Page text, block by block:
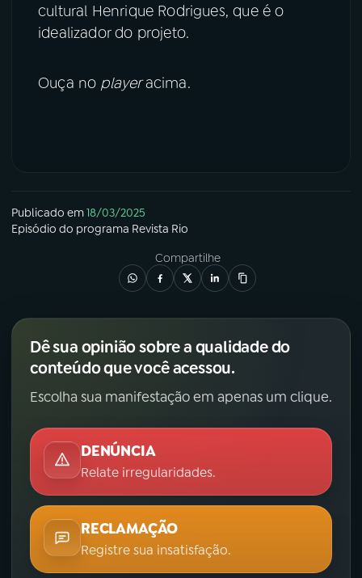
cultural Henrique Rodrigues, que é o
idealizador do projeto.
Ouça no playeracima.
Publicado em18/03/2025
Episódio do programa Revista Rio
Compartilhe
Dê sua opinião sobre a qualidade do
conteúdo que você acessou.
Escolha sua manifestação em apenas um clique.
DENÚNCIA
Relate irregularidades.
RECLAMAÇÃO
Registre sua insatisfação.